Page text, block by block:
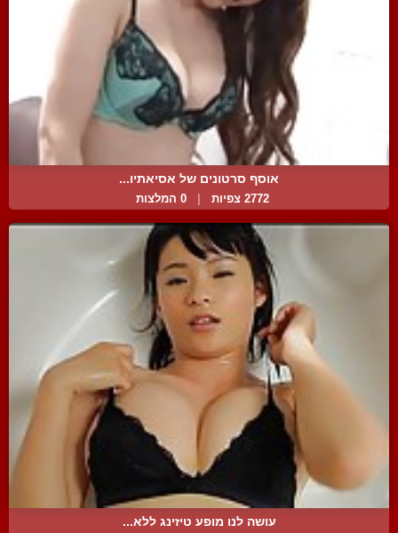
אוסף סרטונים של אסיאתיו...
2772 צפיות | 0 המלצות
עושה לנו מופע טיזינג ללא...